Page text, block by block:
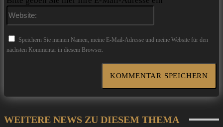
Speichern Sie meinen Namen, meine E-Mail-Adresse und meine Website für den
nächsten Kommentar in diesem Browser.
WEITERE NEWS ZU DIESEM THEMA